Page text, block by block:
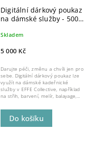
Digitální dárkový poukaz
na dámské služby - 5000
Skladem
5 000 Kč
Do košíku
Darujte péči, změnu a chvíli jen pro
sebe. Digitální dárkový poukaz lze
využít na dámské kadeřnické
služby v EFFE Collective, například
na střih, barvení, melír, balayage,...